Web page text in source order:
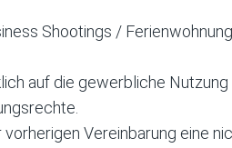
Shootings /
auf die gewerbliche
Vereinbarung eine